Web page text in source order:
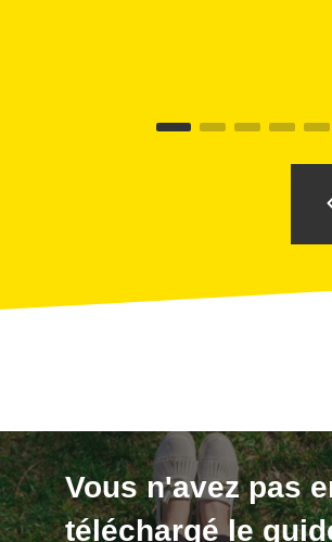
Vous n'avez pas
téléchargé le